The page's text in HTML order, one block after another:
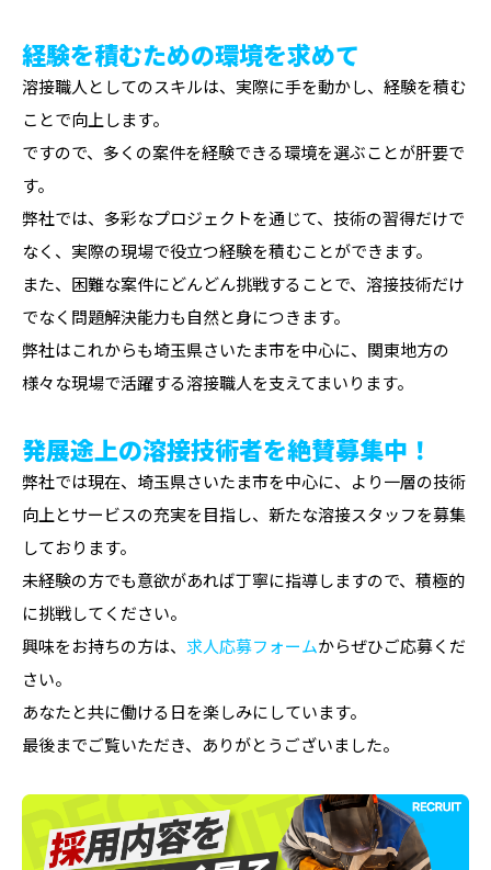
経験を積むための環境を求めて
溶接職人としてのスキルは、実際に手を動かし、経験を積む
ことで向上します。
ですので、多くの案件を経験できる環境を選ぶことが肝要で
す。
弊社では、多彩なプロジェクトを通じて、技術の習得だけで
なく、実際の現場で役立つ経験を積むことができます。
また、困難な案件にどんどん挑戦することで、溶接技術だけ
でなく問題解決能力も自然と身につきます。
弊社はこれからも埼玉県さいたま市を中心に、関東地方の
様々な現場で活躍する溶接職人を支えてまいります。
発展途上の溶接技術者を絶賛募集中！
弊社では現在、埼玉県さいたま市を中心に、より一層の技術
向上とサービスの充実を目指し、新たな溶接スタッフを募集
しております。
未経験の方でも意欲があれば丁寧に指導しますので、積極的
に挑戦してください。
興味をお持ちの方は、 求人応募フォームからぜひご応募くだ
さい。
あなたと共に働ける日を楽しみにしています。
最後までご覧いただき、ありがとうございました。